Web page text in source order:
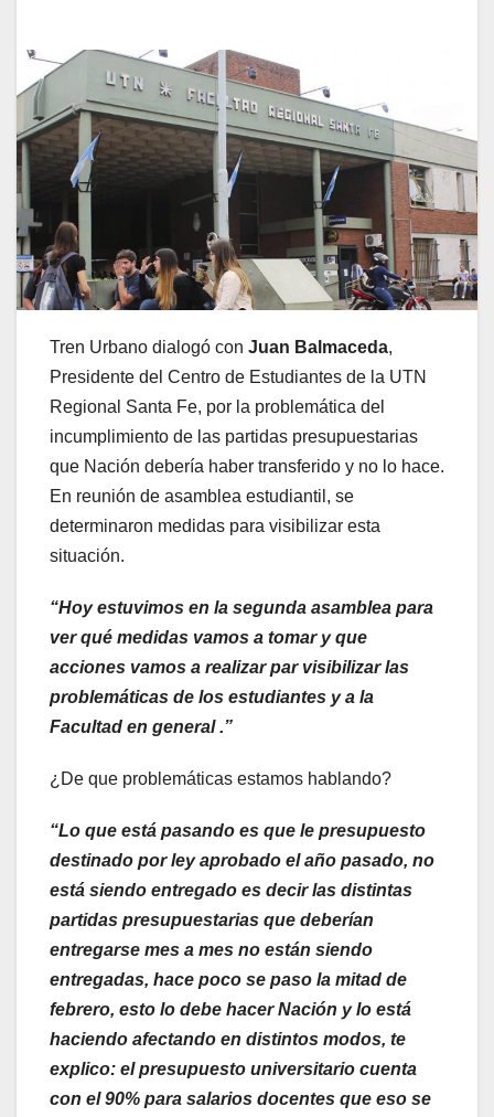
Tren Urbano dialogó con Juan Balmaceda,
Presidente del Centro de Estudiantes de la UTN
Regional Santa Fe, por la problemática del
incumplimiento de las partidas presupuestarias
que Nación debería haber transferido y no lo hace.
En reunión de asamblea estudiantil, se
determinaron medidas para visibilizar esta
situación.
“Hoy estuvimos en la segunda asamblea para
ver qué medidas vamos a tomar y que
acciones vamos a realizar par visibilizar las
problemáticas de los estudiantes y a la
Facultad en general .”
¿De que problemáticas estamos hablando?
“Lo que está pasando es que le presupuesto
destinado por ley aprobado el año pasado, no
está siendo entregado es decir las distintas
partidas presupuestarias que deberían
entregarse mes a mes no están siendo
entregadas, hace poco se paso la mitad de
febrero, esto lo debe hacer Nación y lo está
haciendo afectando en distintos modos, te
explico: el presupuesto universitario cuenta
con el 90% para salarios docentes que eso se